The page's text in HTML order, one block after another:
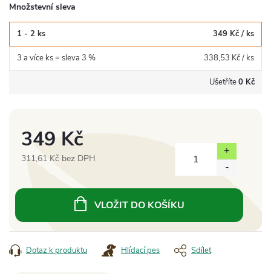
Množstevní sleva
1 - 2 ks 349 Kč / ks
3 a více ks = sleva 3 % 338,53 Kč/ ks
Ušetříte0 Kč
349 Kč
311,61 Kč bez DPH
cena:
VLOŽIT DO KOŠÍKU
Dotaz k produktu Hlídací pes Sdílet